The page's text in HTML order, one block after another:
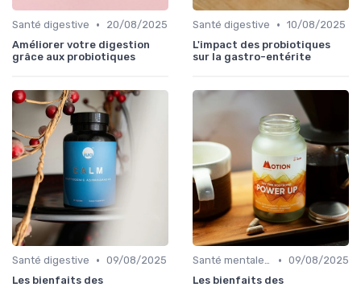
Santé digestive •
20/08/2025
Améliorer votre digestion
grâce aux probiotiques
Santé digestive • 10/08/2025
L'impact des probiotiques
sur la gastro-entérite
Santé digestive • 09/08/2025
Les bienfaits des
Santé mentale et probiotiques • 09/08/2025
Les bienfaits des